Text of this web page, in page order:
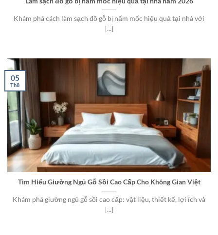
Khám phá cách làm sạch đồ gỗ bị nấm mốc hiệu quả tại nhà với
[...]
Tìm Hiểu Giường Ngủ Gỗ Sồi Cao Cấp Cho Không Gian Việt
Khám phá giường ngủ gỗ sồi cao cấp: vật liệu, thiết kế, lợi ích và
[...]
05
Th8